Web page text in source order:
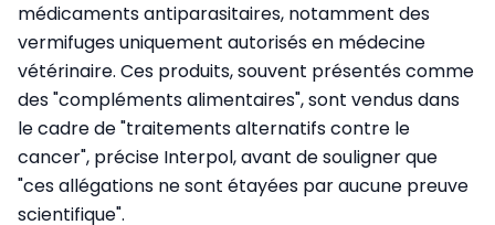
médicaments antiparasitaires, notamment des
vermifuges uniquement autorisés en médecine
vétérinaire. Ces produits, souvent présentés comme
des "compléments alimentaires", sont vendus dans
le cadre de "traitements alternatifs contre le
cancer", précise Interpol, avant de souligner que
"ces allégations ne sont étayées par aucune preuve
scientifique".